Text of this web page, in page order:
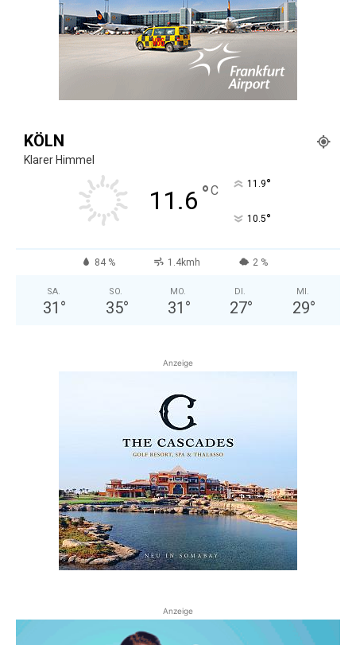
KÖLN
Klarer Himmel
11.6 °C 11.9°
10.5°
84 % 1.4kmh 2 %
SA.
31 °
SO.
35°
MO.
31 °
DI.
27°
MI.
29°
Anzeige
Anzeige